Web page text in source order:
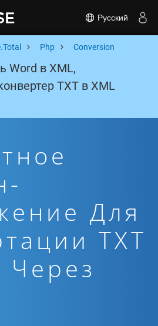
Русский
Php Conversion
Word в XML,
TXT в XML
Для
TXT
Через